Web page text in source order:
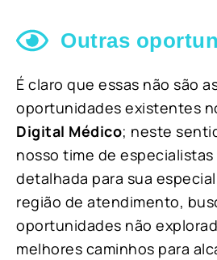
Outras
É claro que essas não são
oportunidades existentes
Digital Médico; neste
nosso time de especialistas
detalhada para sua
região de atendimento,
oportunidades não
melhores caminhos para